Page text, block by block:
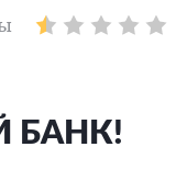
БАНК!